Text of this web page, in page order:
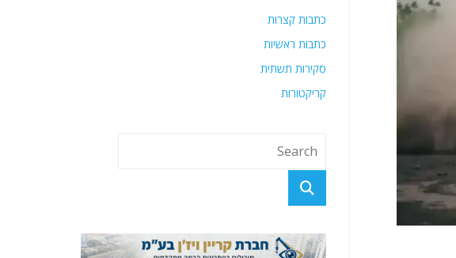
כתבות קצרות
כתבות ראשיות
סקירות תשתית
קריקטורות